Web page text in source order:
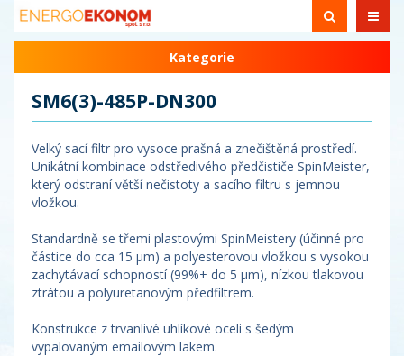
Kategorie
SM6(3)-485P-DN300
Velký sací filtr pro vysoce prašná a znečištěná prostředí.
Unikátní kombinace odstředivého předčističe SpinMeister,
který odstraní větší nečistoty a sacího filtru s jemnou
vložkou.
Standardně se třemi plastovými SpinMeistery (účinné pro
částice do cca 15 µm) a polyesterovou vložkou s vysokou
zachytávací schopností (99%+ do 5 µm), nízkou tlakovou
ztrátou a polyuretanovým předfiltrem.
Konstrukce z trvanlivé uhlíkové oceli s šedým
vypalovaným emailovým lakem.